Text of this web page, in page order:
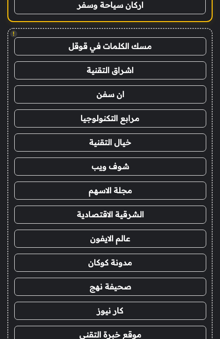
اركان سياحة وسفر
!
مسك الكلمات في قوقل
اشراق التقنية
ان سفن
مرابع التكنولوجيا
خيال التقنية
شوف ويب
مجلة الاسهم
الشرقية الاقتصادية
عالم الايفون
مدونة كوكان
صحيفة نهج
كار نيوز
موقع خبرة التقني